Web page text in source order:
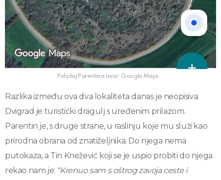
Položaj Parentina Izvor: Google Maps
Razlika između ova dva lokaliteta danas je neopisiva.
Dvigrad je turistički dragulj s uređenim prilazom.
Parentin je, s druge strane, u raslinju koje mu služi kao
prirodna obrana od znatiželjnika. Do njega nema
putokaza, a Tin Knežević koji se je uspio probiti do njega
rekao nam je: “Krenuo sam s oštrog zavoja ceste i